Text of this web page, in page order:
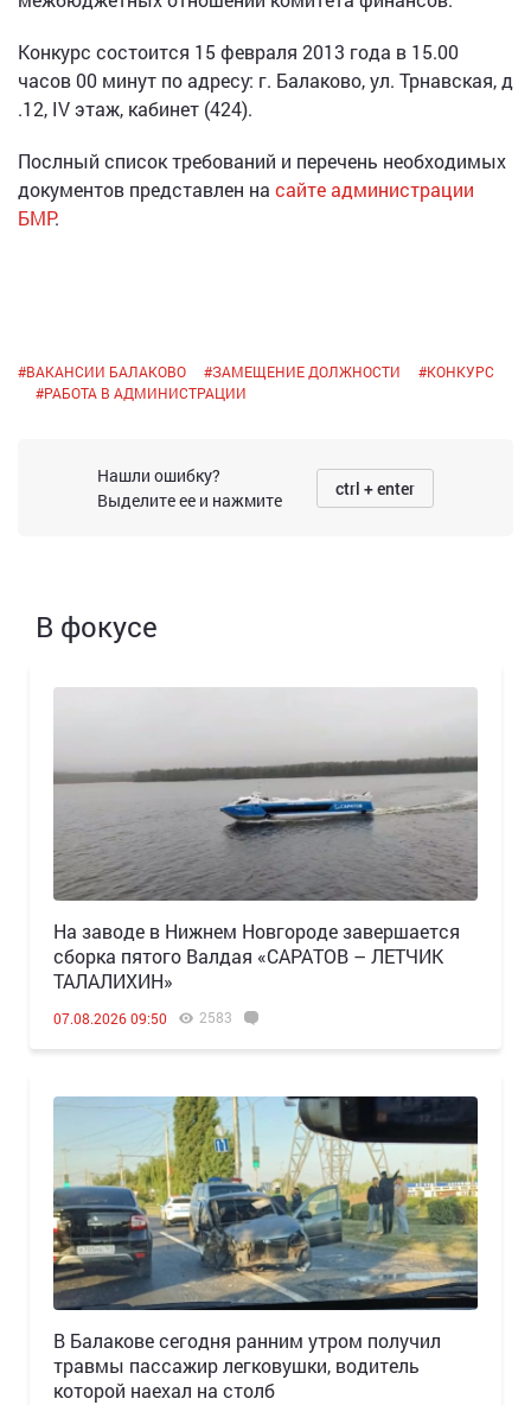
Конкурс состоится 15 февраля 2013 года в 15.00
часов 00 минут по адресу: г. Балаково, ул. Трнавская, д
.12, IV этаж, кабинет (424).
Послный список требований и перечень необходимых
документов представлен на сайте администрации
БМР.
#ВАКАНСИИ БАЛАКОВО #ЗАМЕЩЕНИЕ ДОЛЖНОСТИ #КОНКУРС
#РАБОТА В АДМИНИСТРАЦИИ
Нашли ошибку?
Выделите ее и нажмите
ctrl + enter
В фокусе
Н️а заводе в Нижнем Новгороде завершается
сборка пятого Валдая «САРАТОВ – ЛЕТЧИК
ТАЛАЛИХИН»
07.08.2026 09:50 2583
В Балакове сегодня ранним утром получил
травмы пассажир легковушки, водитель
которой наехал на столб